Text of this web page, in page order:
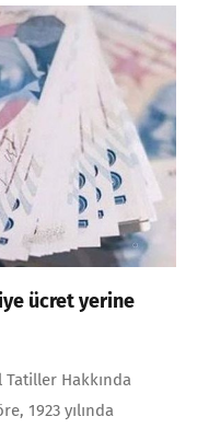
ücret yerine
Tatiller Hakkında
1923 yı­lında